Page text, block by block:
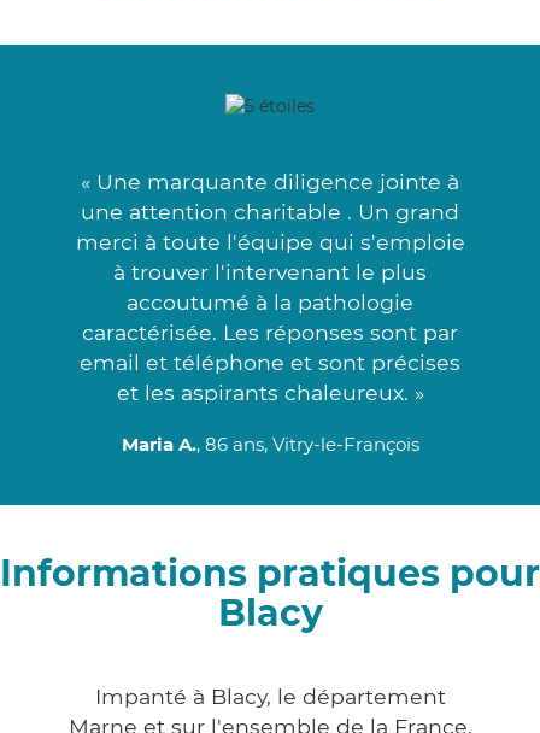
« Une marquante diligence jointe à
une attention charitable . Un grand
merci à toute l'équipe qui s'emploie
à trouver l'intervenant le plus
accoutumé à la pathologie
caractérisée. Les réponses sont par
email et téléphone et sont précises
et les aspirants chaleureux. »
Maria A., 86 ans, Vitry-le-François
Informations pratiques pour
Blacy
Impanté à Blacy, le département
Marne et sur l'ensemble de la France,